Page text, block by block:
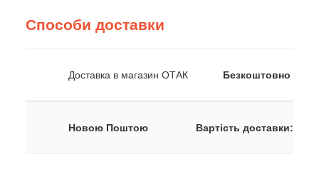
Способи доставки
Доставка в магазин ОТАК Безкоштовно
Новою Поштою Вартість доставки: